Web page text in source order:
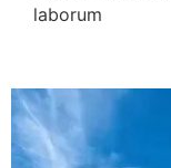
laborum